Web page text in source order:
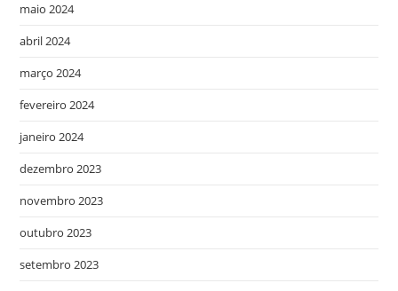
maio 2024
abril 2024
março 2024
fevereiro 2024
janeiro 2024
dezembro 2023
novembro 2023
outubro 2023
setembro 2023